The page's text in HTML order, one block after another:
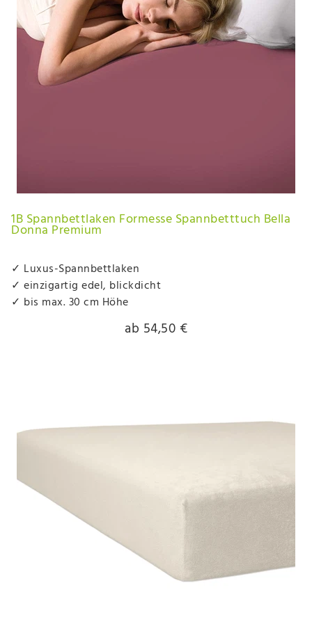
1B Spannbettlaken Formesse Spannbetttuch Bella
Donna Premium
✓ Luxus-Spannbettlaken
✓ einzigartig edel, blickdicht
✓ bis max. 30 cm Höhe
ab 54,50 €